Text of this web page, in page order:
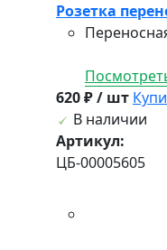
Розетка
620 ₽ / шт
В наличии
Артикул:
ЦБ-00005605